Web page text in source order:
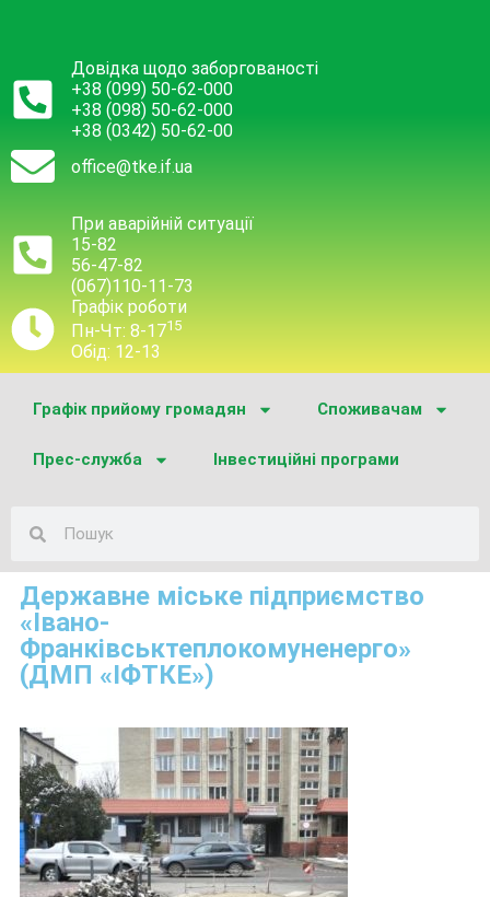
Довідка щодо заборгованості
+38 (099) 50-62-000
+38 (098) 50-62-000
+38 (0342) 50-62-00
office@tke.if.ua
При аварійній ситуації
15-82
56-47-82
(067)110-11-73
Графік роботи
Пн-Чт: 8-1715
Обід: 12-13
Графік прийому громадян Споживачам
Прес-служба Інвестиційні програми
Державне міське підприємство
«Івано-
Франківськтеплокомуненерго»
(ДМП «ІФТКЕ»)